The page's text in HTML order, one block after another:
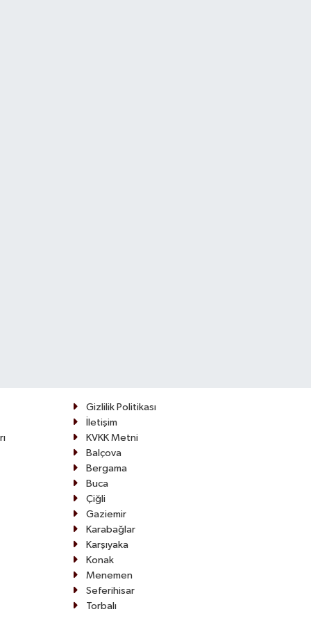
Gizlilik Politikası
İletişim
KVKK Metni
Balçova
Bergama
Buca
Çiğli
Gaziemir
Karabağlar
Karşıyaka
Konak
Menemen
Seferihisar
Torbalı